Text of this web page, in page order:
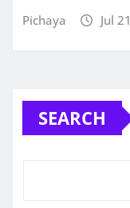
Pichaya Jul
SEARCH